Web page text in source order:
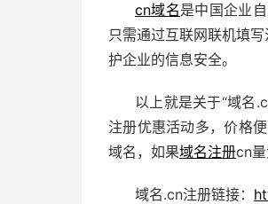
cn域名是中国企业
只需通过互联网联机填
护企业的信息安全。
以上就是关于“域名
注册优惠活动多，价格
域名，如果域名注册cn量
域名.cn注册链接：